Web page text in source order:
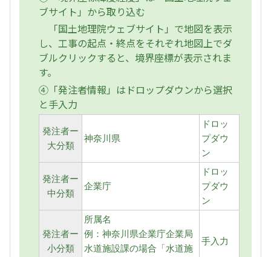
ブサイト」から取り込む
「国土地理院ウェブサイト」で地図を表示
し、工事の起点・終点をそれぞれ地図上でダ
ブルクリックすると、境界座標が表示されま
す。
④「発注者情報」はドロップダウンから選択
と手入力
発注者ー
大分類
神奈川県
ドロッ
プダウ
ン
発注者ー
中分類
企業庁
ドロッ
プダウ
ン
発注者ー
小分類
所属名
例：神奈川県企業庁企業局
水道施設課の場合「水道施
手入力